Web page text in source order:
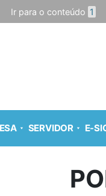
Ir para o conteúdo 1
SERVIDOR E-